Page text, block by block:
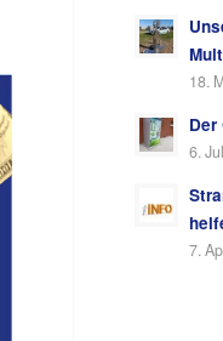
18.
Der
6.
7.